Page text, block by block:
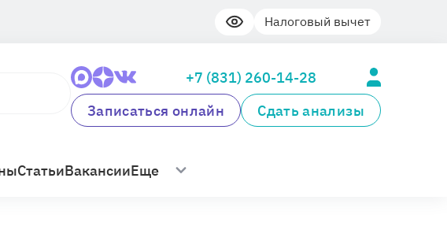
Налоговый вычет
+7 (831) 260-14-28
Записаться онлайн
Сдать анализы
СтатьиВакансииЕще